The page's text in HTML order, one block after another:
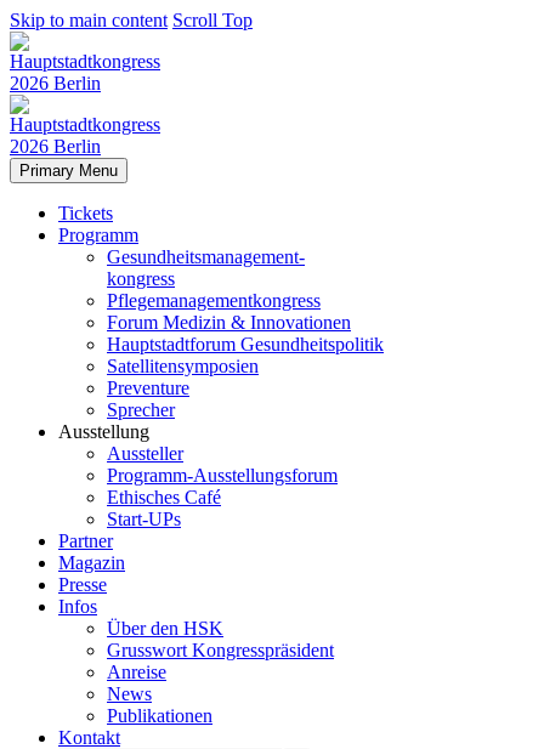
Skip to main content Scroll Top
Primary Menu
Tickets
Programm
Gesundheitsmanagement-
kongress
Pflegemanagementkongress
Forum Medizin & Innovationen
Hauptstadtforum Gesundheitspolitik
Satellitensymposien
Preventure
Sprecher
Ausstellung
Aussteller
Programm-Ausstellungsforum
Ethisches Café
Start-UPs
Partner
Magazin
Presse
Infos
Über den HSK
Grusswort Kongresspräsident
Anreise
News
Publikationen
Kontakt